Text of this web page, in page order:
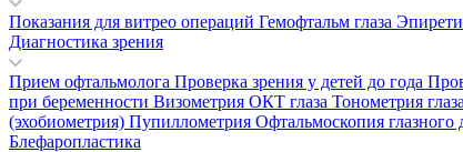
Показания для витрео операций Гемофтальм глаза
Диагностика зрения
Прием офтальмолога Проверка зрения у детей до года
при беременности Визометрия ОКТ глаза Тонометрия
(эхобиометрия) Пупиллометрия Офтальмоскопия глазного
Блефаропластика